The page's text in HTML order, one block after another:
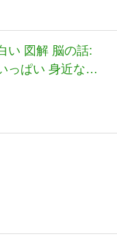
い 図解 脳の話:
っぱい 身近な疑